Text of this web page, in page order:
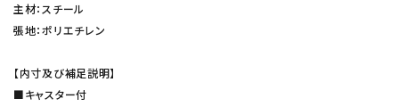
主材：スチール
張地：ポリエチレン
【内寸及び補足説明】
■キャスター付